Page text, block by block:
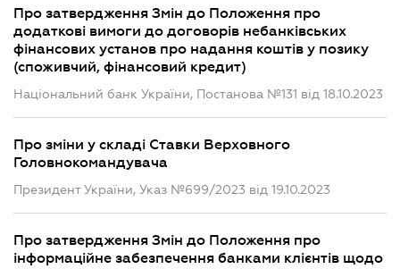
Про затвердження Змін до Положення про
додаткові вимоги до договорів небанківських
фінансових установ про надання коштів у позику
(споживчий, фінансовий кредит)
Національний банк України, Постанова №131 від 18.10.2023
Про зміни у складі Ставки Верховного
Головнокомандувача
Президент України, Указ №699/2023 від 19.10.2023
Про затвердження Змін до Положення про
інформаційне забезпечення банками клієнтів щодо